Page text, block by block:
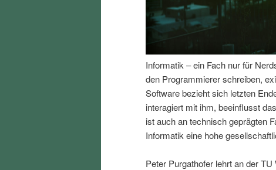
I
t
e
a
Informatik – ein Fach nur für
den Programmierer schreiben,
Software bezieht sich letzten
interagiert mit ihm, beeinflusst
ist auch an technisch geprägten
Informatik eine hohe
Peter Purgathofer lehrt an der